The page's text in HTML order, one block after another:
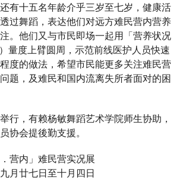
有十五名年龄介乎三岁至七岁，健康活
过舞蹈，表达他们对远方难民营内营养
。他们又与市民即场一起用「营养状况
量度上臂圆周，示范前线医护人员快速
度的做法，希望市民能更多关注难民营
题，及难民和国内流离失所者面对的困
行，有赖杨敏舞蹈艺术学院师生协助，
协会提後勤支援。
营内」难民营实况展
月廿七日至十月四日